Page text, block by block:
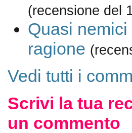
(recensione del
Quasi
ragione
Vedi tutti i
Scrivi la tua
un commento